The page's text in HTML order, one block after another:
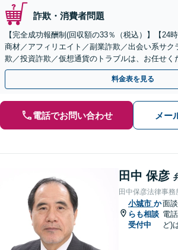
詐欺・消費者問題
【完全成功報酬制(回収額の33％（税込）】【24
商材／アフィリエイト／副業詐欺／出会い系サク
欺／投資詐欺／仮想通貨のトラブルは、お任せく
のみで解決も可能！
料金表を見る
電話でお問い合わせ メー
田中 保彦
田中保彦法律事務
小城市 か
らも相談
受付中
面
電
ど)